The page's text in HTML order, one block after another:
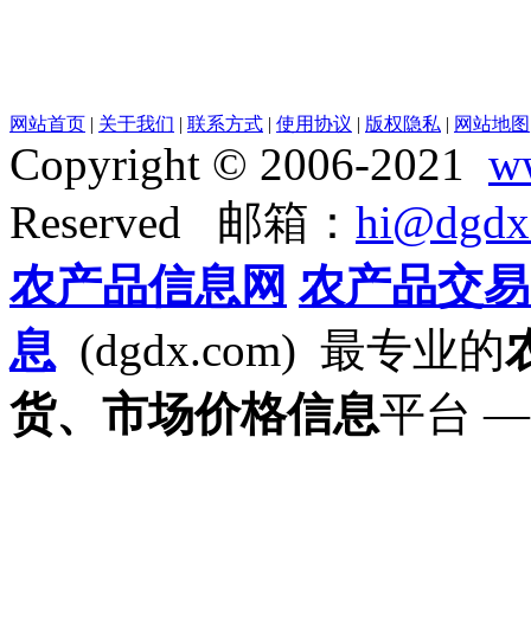
网站首页 | 关于我们 | 联系方式 | 使用协议 | 版权隐私 | 网站地图
Copyright © 2006-2021
Reserved 邮箱：
农产品信息网 农产品交
息 (dgdx.com) 最专业的
货、市场价格信息平台